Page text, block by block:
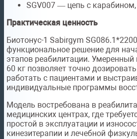
SGV007 — цепь с
Практическая ценность
Биотонус-1 Sabirgym
функциональное решение для
этапов реабилитации. Умеренный
60 кг позволяет точно
работать с пациентами и
индивидуальные программы
Модель востребована в
медицинских центрах, где
простой в эксплуатации и
кинезитерапии и лечебной